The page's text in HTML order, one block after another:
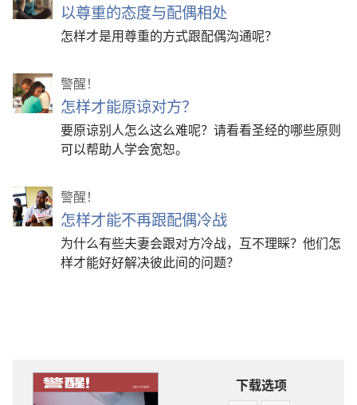
以尊重的态度与配偶相处
怎样才是用尊重的方式跟配偶沟通呢？
警醒！
怎样才能原谅对方？
要原谅别人怎么这么难呢？请看看圣经的哪些原则
可以帮助人学会宽恕。
警醒！
怎样才能不再跟配偶冷战
为什么有些夫妻会跟对方冷战，互不理睬？他们怎
样才能好好解决彼此间的问题？
下载选项